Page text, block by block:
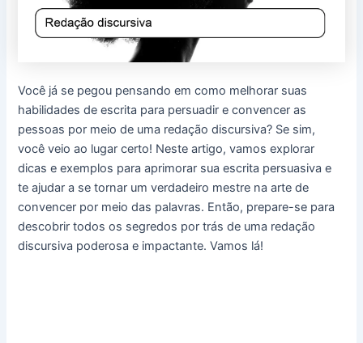
Você já se pegou pensando em como melhorar suas
habilidades de escrita para persuadir e convencer as
pessoas por meio de uma redação discursiva? Se sim,
você veio ao lugar certo! Neste artigo, vamos explorar
dicas e exemplos para aprimorar sua escrita persuasiva e
te ajudar a se tornar um verdadeiro mestre na arte de
convencer por meio das palavras. Então, prepare-se para
descobrir todos os segredos por trás de uma redação
discursiva poderosa e impactante. Vamos lá!